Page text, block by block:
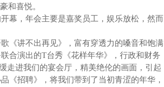
和喜悦。
幕，年会主要是嘉奖员工，娱乐放松，然而
《讲不出再见》，富有穿透力的嗓音和饱满
合演出的T台秀《花样年华》，行政和财务
走进我们的宴会厅，精美绝伦的画面，引起
《招聘》，将我们带到了当初青涩的年华，